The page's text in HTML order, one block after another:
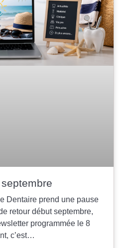
Dentaire prend une pause
retour début septembre,
programmée le 8
c’est…